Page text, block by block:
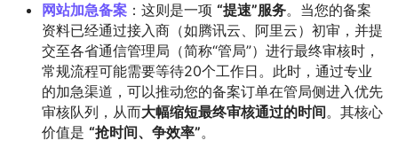
网站加急备案 ：这则是一项 “提速”服务。当您的备案
资料已经通过接入商（如腾讯云、阿里云）初审，并提
交至各省通信管理局（简称“管局”）进行最终审核时，
常规流程可能需要等待20个工作日。此时，通过专业
的加急渠道，可以推动您的备案订单在管局侧进入优先
审核队列，从而大幅缩短最终审核通过的时间。其核心
价值是 “抢时间、争效率”。